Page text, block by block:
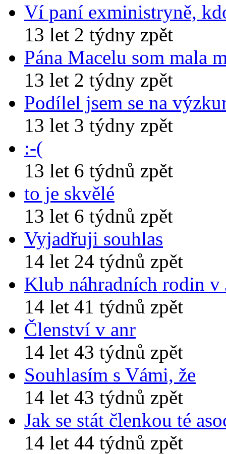
Ví paní exministryně,
13 let 2 týdny zpět
Pána Macelu som mala
13 let 2 týdny zpět
Podílel jsem se na
13 let 3 týdny zpět
:-(
13 let 6 týdnů zpět
to je skvělé
13 let 6 týdnů zpět
Vyjadřuji souhlas
14 let 24 týdnů zpět
Klub náhradních rodin v
14 let 41 týdnů zpět
Členství v anr
14 let 43 týdnů zpět
Souhlasím s Vámi, že
14 let 43 týdnů zpět
Jak se stát členkou té
14 let 44 týdnů zpět